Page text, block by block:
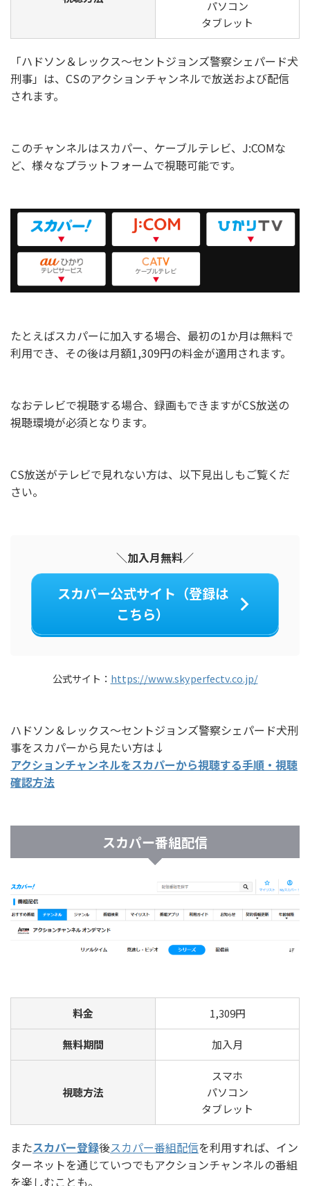
パソコン
タブレット
「ハドソン＆レックス～セントジョンズ警察シェパード犬
刑事」は、CSのアクションチャンネルで放送および配信
されます。
このチャンネルはスカパー、ケーブルテレビ、J:COMな
ど、様々なプラットフォームで視聴可能です。
たとえばスカパーに加入する場合、最初の1か月は無料で
利用でき、その後は月額1,309円の料金が適用されます。
なおテレビで視聴する場合、録画もできますがCS放送の
視聴環境が必須となります。
CS放送がテレビで見れない方は、以下見出しもご覧くだ
さい。
＼加入月無料／
スカパー公式サイト（登録は
こちら）
公式サイト： https://www.skyperfectv.co.jp/
ハドソン＆レックス～セントジョンズ警察シェパード犬刑
事をスカパーから見たい方は↓
アクションチャンネルをスカパーから視聴する手順・視聴
確認方法
スカパー番組配信
料金 1,309円
無料期間 加入月
視聴方法
スマホ
パソコン
タブレット
またスカパー登録後スカパー番組配信を利用すれば、イン
ターネットを通じていつでもアクションチャンネルの番組
を楽しむことも。